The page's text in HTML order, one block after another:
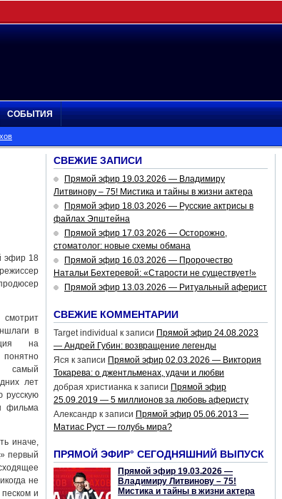
СОБЫТИЯ
эфир 18
в
на
самый
лет
русскую
фильма
иначе,
первый
не
и
СВЕЖИЕ ЗАПИСИ
Прямой эфир 19.03.2026 — Владимиру
Литвинову – 75! Мистика и тайны в жизни актера
Прямой эфир 18.03.2026 — Русские актрисы в
файлах Эпштейна
Прямой эфир 17.03.2026 — Осторожно,
стоматолог: новые схемы обмана
Прямой эфир 16.03.2026 — Пророчество
Натальи Бехтеревой: «Старости не существует!»
Прямой эфир 13.03.2026 — Ритуальный аферист
СВЕЖИЕ КОММЕНТАРИИ
Target individual к записи Прямой эфир 24.08.2023
— Андрей Губин: возвращение легенды
Яся к записи Прямой эфир 02.03.2026 — Виктория
Токарева: о джентльменах, удачи и любви
добрая христианка к записи Прямой эфир
25.09.2019 — 5 миллионов за любовь аферисту
Александр к записи Прямой эфир 05.06.2013 —
Матиас Руст — голубь мира?
ПРЯМОЙ ЭФИР° СЕГОДНЯШНИЙ ВЫПУСК
Прямой эфир 19.03.2026 —
Владимиру Литвинову – 75!
Мистика и тайны в жизни актера